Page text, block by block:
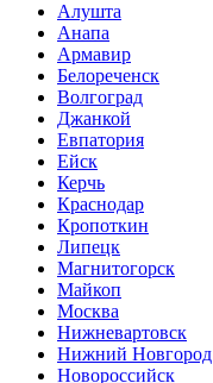
Алушта
Анапа
Армавир
Белореченск
Волгоград
Джанкой
Евпатория
Ейск
Керчь
Краснодар
Кропоткин
Липецк
Магнитогорск
Майкоп
Москва
Нижневартовск
Нижний Новгород
Новороссийск